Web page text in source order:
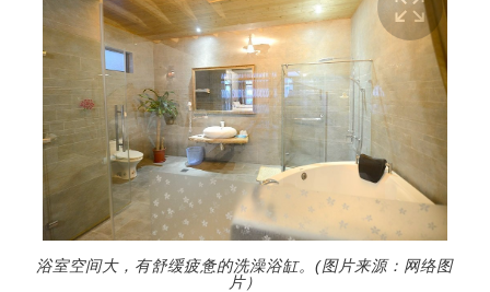
浴室空间大，有舒缓疲惫的洗澡浴缸。(图片来源：网络图
片）